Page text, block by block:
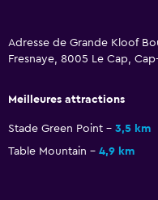
Espace repas en plein air
Mobilier d’extérieur
Cheminée d’extérieur
Terrasse/Patio
Adresse de Grande Kloof
Fresnaye, 8005 Le Cap,
Meilleures attractions
Stade Green Point 3,5 km
Table Mountain
4,9 km